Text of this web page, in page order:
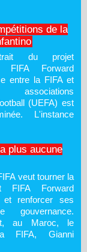
de la
du projet
FIFA Forward
entre la FIFA et
(UEFA) est
L'instance
plus aucune
veut tourner la
FIFA Forward
et renforcer ses
gouvernance.
au Maroc, le
FIFA, Gianni